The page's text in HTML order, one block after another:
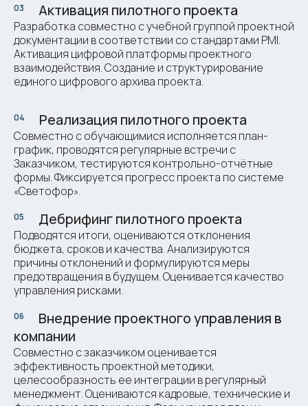
03 Активация пилотного проекта
Разработка совместно с учебной группой проектной
документации в соответствии со стандартами PMI.
Активация цифровой платформы проектного
взаимодействия. Создание и структурирование
единого цифрового архива проекта.
04 Реализация пилотного проекта
Совместно с обучающимися исполняется план-
график, проводятся регулярные встречи с
Заказчиком, тестируются контрольно-отчётные
формы. Фиксируется прогресс проекта по системе
«Светофор».
05 Дебрифинг пилотного проекта
Подводятся итоги, оцениваются отклонения
бюджета, сроков и качества. Анализируются
причины отклонений и формулируются меры
предотвращения в будущем. Оценивается качество
управления рисками.
06
Внедрение проектного управления в
компании
Совместно с заказчиком оценивается
эффективность проектной методики,
целесообразность ее интеграции в регулярный
менеджмент. Оцениваются кадровые, технические и